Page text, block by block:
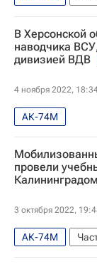
Происшествия
Новости -
В Херсонской
наводчика
дивизией ВДВ
4 ноября 2022,
АК-74М
Специальная
Технологии
Воздушно-
Вооруженные
Вооруженные
провели
Калининградом
3 октября 2022,
АК-74М
Т-72Б3